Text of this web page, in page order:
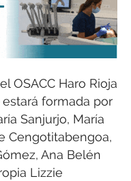
OSACC Haro Rioja
formada por
Sanjurjo, María
Cengotitabengoa,
Ana Belén
Lizzie